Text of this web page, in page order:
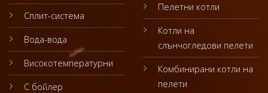
Сплит-система
Вода-вода
Високотемпературни
С бойлер
Пелетни котли
Котли на
слънчогледови пелети
Комбинирани котли на
пелети